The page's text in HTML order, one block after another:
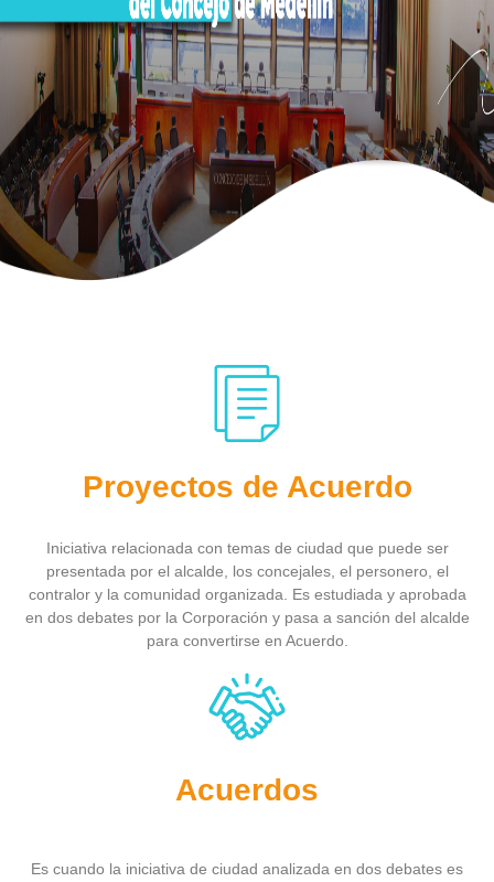
Proyectos de Acuerdo
Iniciativa relacionada con temas de ciudad que puede ser
presentada por el alcalde, los concejales, el personero, el
contralor y la comunidad organizada. Es estudiada y aprobada
en dos debates por la Corporación y pasa a sanción del alcalde
para convertirse en Acuerdo.
Acuerdos
Es cuando la iniciativa de ciudad analizada en dos debates es